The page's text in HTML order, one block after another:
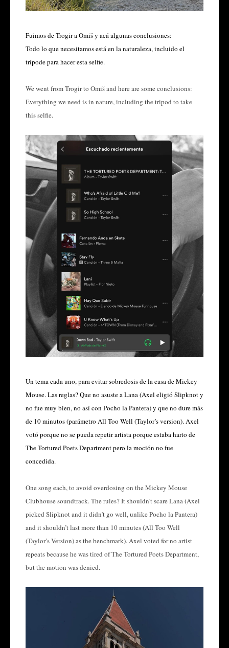
Fuimos de Trogir a Omiš y acá algunas conclusiones:
Todo lo que necesitamos está en la naturaleza, incluido el
trípode para hacer esta selfie.
We went from Trogir to Omiš and here are some conclusions:
Everything we need is in nature, including the tripod to take
this selfie.
Un tema cada uno, para evitar sobredosis de la casa de Mickey
Mouse. Las reglas? Que no asuste a Lana (Axel eligió Slipknot y
no fue muy bien, no así con Pocho la Pantera) y que no dure más
de 10 minutos (parámetro All Too Well (Taylor’s version). Axel
votó porque no se pueda repetir artista porque estaba harto de
The Tortured Poets Department pero la moción no fue
concedida.
One song each, to avoid overdosing on the Mickey Mouse
Clubhouse soundtrack. The rules? It shouldn't scare Lana (Axel
picked Slipknot and it didn’t go well, unlike Pocho la Pantera)
and it shouldn’t last more than 10 minutes (All Too Well
(Taylor’s Version) as the benchmark). Axel voted for no artist
repeats because he was tired of The Tortured Poets Department,
but the motion was denied.